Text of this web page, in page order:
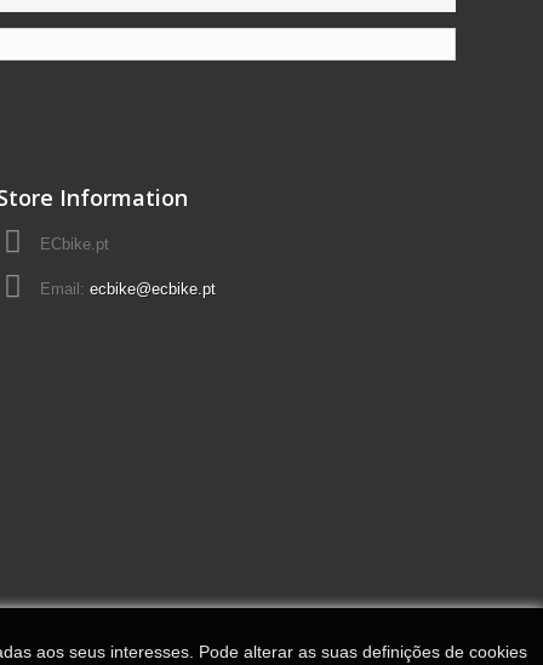
Information
ECbike.pt
Email: ecbike@ecbike.pt
aos seus interesses. Pode alterar as suas definições de cookies